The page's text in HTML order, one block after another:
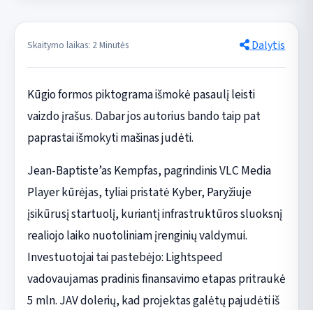
Skaitymo laikas: 2 Minutės Dalytis
Kūgio formos piktograma išmokė pasaulį leisti
vaizdo įrašus. Dabar jos autorius bando taip pat
paprastai išmokyti mašinas judėti.
Jean-Baptiste’as Kempfas, pagrindinis VLC Media
Player kūrėjas, tyliai pristatė Kyber, Paryžiuje
įsikūrusį startuolį, kuriantį infrastruktūros sluoksnį
realiojo laiko nuotoliniam įrenginių valdymui.
Investuotojai tai pastebėjo: Lightspeed
vadovaujamas pradinis finansavimo etapas pritraukė
5 mln. JAV dolerių, kad projektas galėtų pajudėti iš